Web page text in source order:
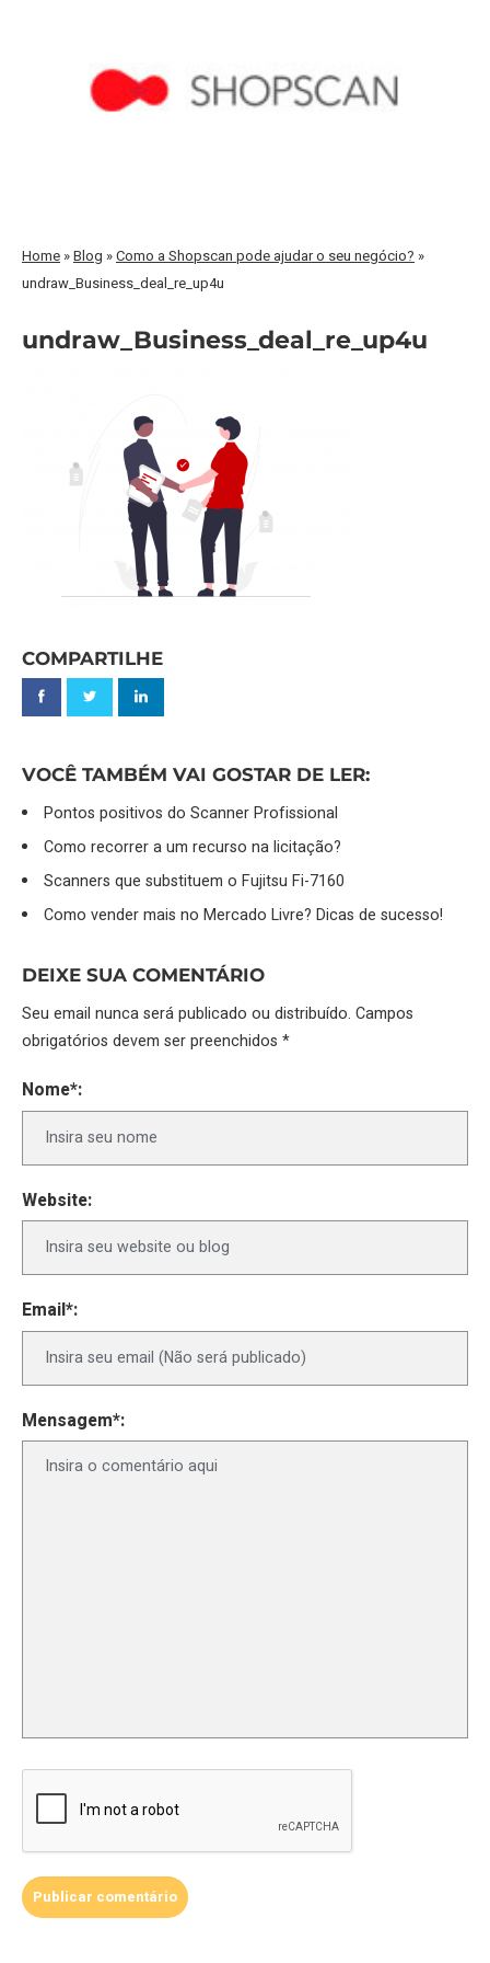
Home »Blog »Como a Shopscan pode ajudar o seu negócio? »
undraw_Business_deal_re_up4u
undraw_Business_deal_re_up4u
COMPARTILHE
VOCÊ TAMBÉM VAI GOSTAR DE LER:
Pontos positivos do Scanner Profissional
Como recorrer a um recurso na licitação?
Scanners que substituem o Fujitsu Fi-7160
Como vender mais no Mercado Livre? Dicas de sucesso!
DEIXE SUA COMENTÁRIO
Seu email nunca será publicado ou distribuído. Campos
obrigatórios devem ser preenchidos *
Nome*:
Website:
Email*:
Mensagem*: